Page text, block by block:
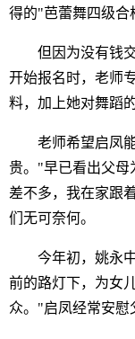
得的"芭蕾舞四级合
但因为没有钱交
开始报名时，老师
料，加上她对舞蹈
老师希望启凤能
贵。"早已看出父母
差不多，我在家跟
们无可奈何。
今年初，姚永中
前的路灯下，为女
众。"启凤经常安慰